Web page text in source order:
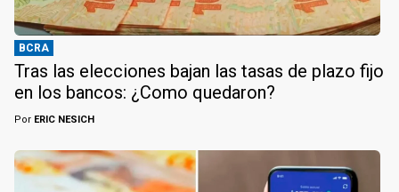
BCRA
Tras las elecciones bajan las tasas de plazo fijo
en los bancos: ¿Como quedaron?
Por ERIC NESICH